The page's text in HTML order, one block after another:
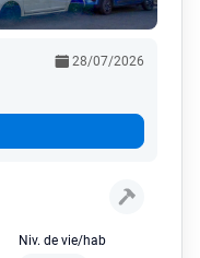
28/07/2026
Niv. de vie/hab